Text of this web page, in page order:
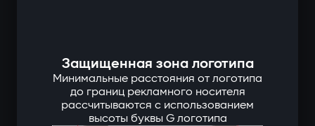
Защищенная зона логотипа
Минимальные расстояния от логотипа
до границ рекламного носителя
рассчитываются с использованием
высоты буквы G логотипа